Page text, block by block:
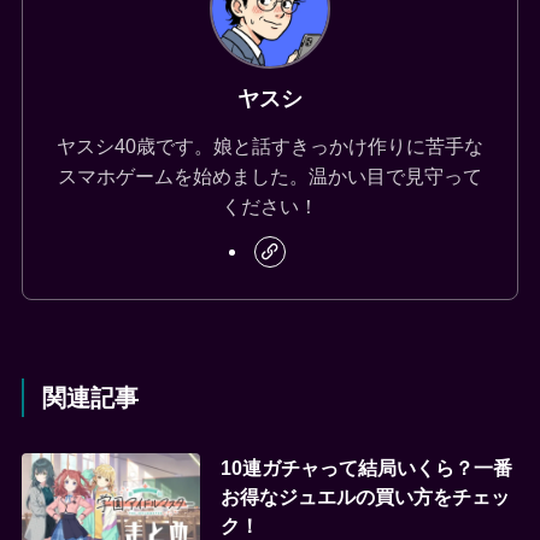
ヤスシ
ヤスシ40歳です。娘と話すきっかけ作りに苦手な
スマホゲームを始めました。温かい目で見守って
ください！
関連記事
10連ガチャって結局いくら？一番
お得なジュエルの買い方をチェッ
ク！